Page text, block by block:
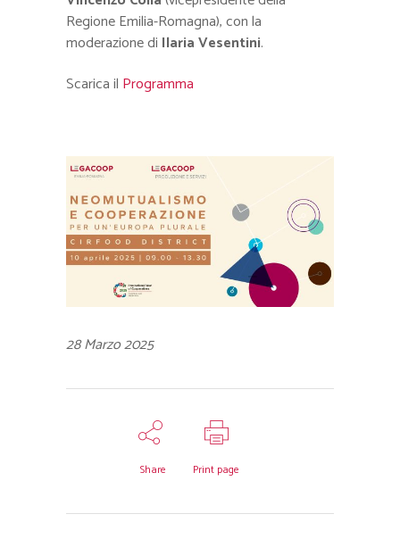
Regione Emilia-Romagna), con la
moderazione di Ilaria Vesentini.
Scarica il Programma
28 Marzo 2025
Share Print page